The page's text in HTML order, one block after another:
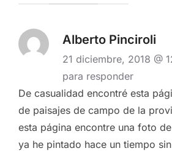
Alberto Pinciroli
21 diciembre, 2018 @
para responder
De casualidad encontré esta
de paisajes de campo de la
esta página encontre una foto
ya he pintado hace un tiempo